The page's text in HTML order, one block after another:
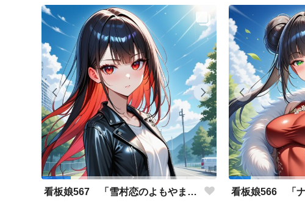
看板娘567 「雪村恋のよもやま話」